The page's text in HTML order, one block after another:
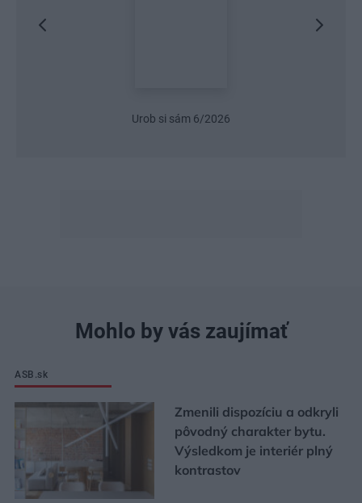
Urob si sám 6/2026
Mohlo by vás zaujímať
ASB.sk
Zmenili dispozíciu a odkryli
pôvodný charakter bytu.
Výsledkom je interiér plný
kontrastov